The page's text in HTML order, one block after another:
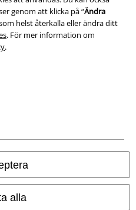
genom att klicka på “Ändra
helst återkalla eller ändra ditt
. För mer information om
.
alla
tillkommer.
HGmbH